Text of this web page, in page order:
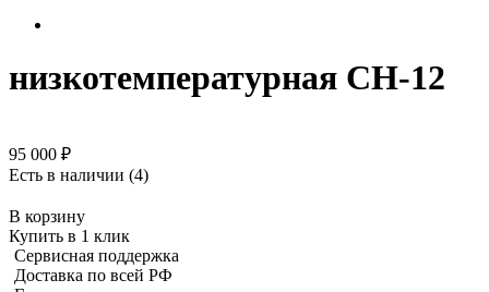
низкотемпературная СН-12
95 000 ₽
Есть в наличии (4)
В корзину
Купить в 1 клик
Сервисная поддержка
Доставка по всей РФ